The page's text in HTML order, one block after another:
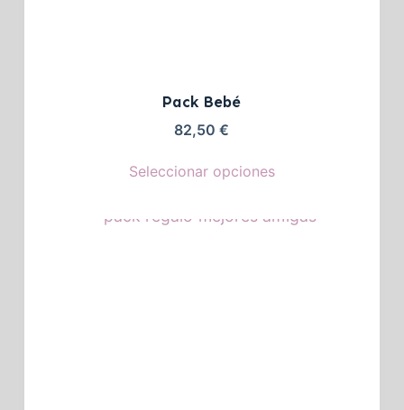
Pack Bebé
82,50€
Seleccionar opciones